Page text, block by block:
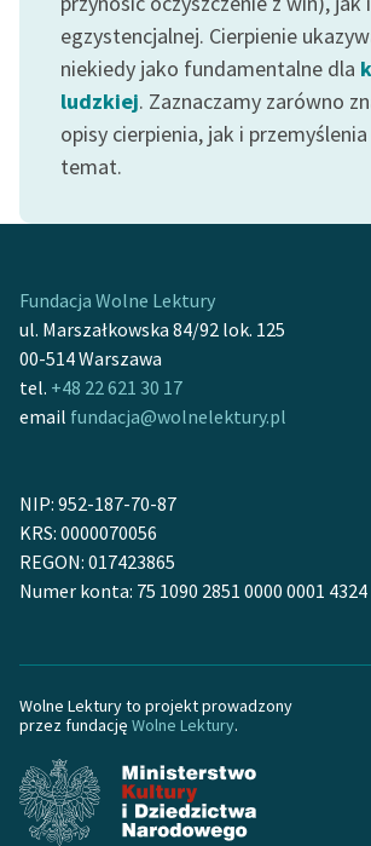
E-kolekcja lektur
szkolnych i literatury do
słuchania dla uczennic i
uczniów z
niepełnosprawnościami
Feministyczne inspiracje.
Popularyzacja
Ręce pełne poezji
Kolekcje edukacyjne
twórców przechodzących
do domeny publicznej,
Odkurzamy bohaterów
Szkoła Poezji Wolnych
O nas
Kontakt
O projekcie
Zespół
egzystencjalnej. Cierpienie
niekiedy jako fundamentalne dla
ludzkiej. Zaznaczamy zarówno
opisy cierpienia, jak i
temat.
Fundacja Wolne Lektury
ul. Marszałkowska 84/92 lok. 125
00-514 Warszawa
tel. +48 22 621 30 17
email fundacja@wolnelektury.pl
NIP: 952-187-70-87
KRS: 0000070056
REGON: 017423865
Numer konta: 75 1090 2851 0000 0001 4324
Wolne Lektury to projekt prowadzony
przez fundację Wolne Lektury.